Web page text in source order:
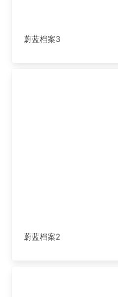
蔚蓝档案3
蔚蓝档案2